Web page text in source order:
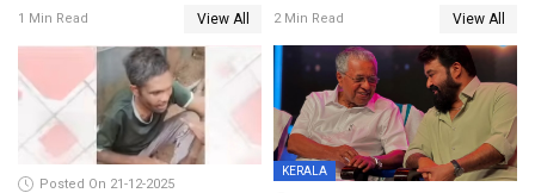
1 Min Read View All
കാഴ്ചാനുഭവമൊരുക്കി
ശബരീ നന്ദനം
2 Min Read View All
Posted On 21-12-2025
KERALA